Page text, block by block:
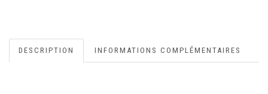
DESCRIPTION INFORMATIONS COMPLÉMENTAIRES